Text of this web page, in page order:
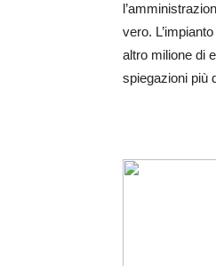
vero.
altro milione di
spiegazioni più